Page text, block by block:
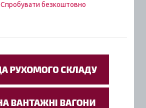
Спробувати безкоштовно